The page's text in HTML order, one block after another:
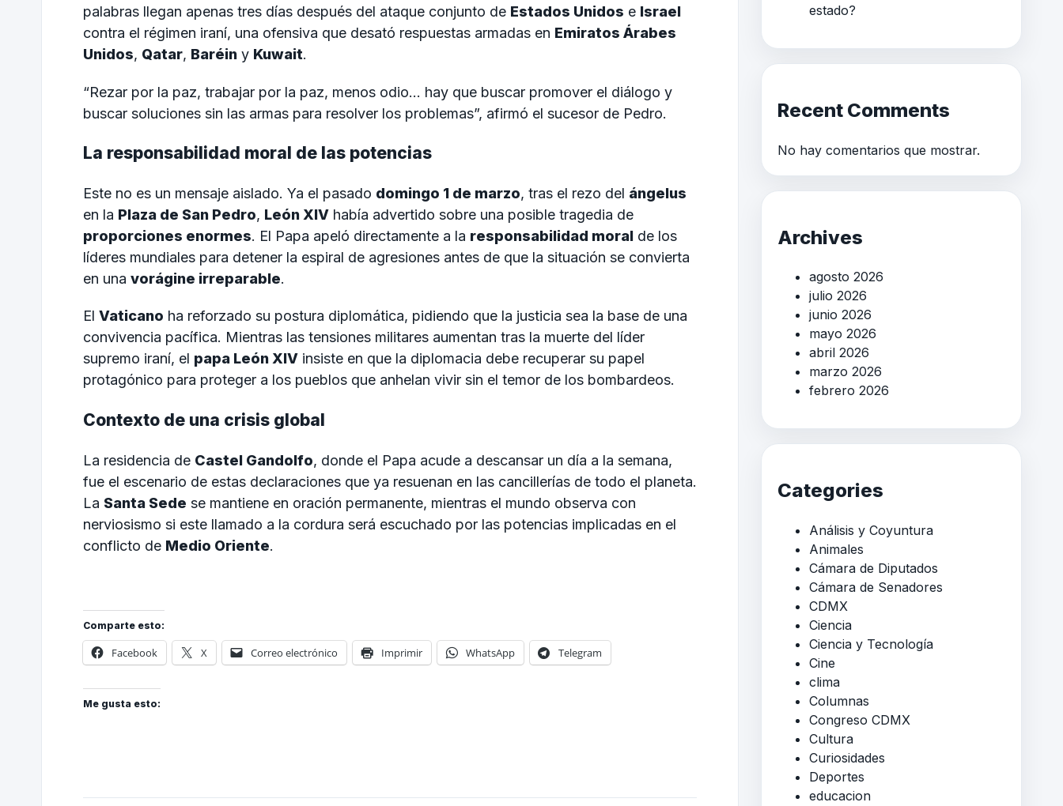
palabras llegan apenas tres días después del ataque conjunto de Estados Unidos e Israel
contra el régimen iraní, una ofensiva que desató respuestas armadas en Emiratos Árabes
Unidos, Qatar, Baréin y Kuwait.
“Rezar por la paz, trabajar por la paz, menos odio… hay que buscar promover el diálogo y
buscar soluciones sin las armas para resolver los problemas”, afirmó el sucesor de Pedro.
La responsabilidad moral de las potencias
Este no es un mensaje aislado. Ya el pasado domingo 1 de marzo, tras el rezo del ángelus
en la Plaza de San Pedro, León XIV había advertido sobre una posible tragedia de
proporciones enormes. El Papa apeló directamente a la responsabilidad moral de los
líderes mundiales para detener la espiral de agresiones antes de que la situación se convierta
en una vorágine irreparable.
El Vaticano ha reforzado su postura diplomática, pidiendo que la justicia sea la base de una
convivencia pacífica. Mientras las tensiones militares aumentan tras la muerte del líder
supremo iraní, el papa León XIV insiste en que la diplomacia debe recuperar su papel
protagónico para proteger a los pueblos que anhelan vivir sin el temor de los bombardeos.
Contexto de una crisis global
La residencia de Castel Gandolfo, donde el Papa acude a descansar un día a la semana,
fue el escenario de estas declaraciones que ya resuenan en las cancillerías de todo el planeta.
La Santa Sede se mantiene en oración permanente, mientras el mundo observa con
nerviosismo si este llamado a la cordura será escuchado por las potencias implicadas en el
conflicto de Medio Oriente.
Comparte esto:
Facebook X Correo electrónico Imprimir WhatsApp Telegram
Me gusta esto:
estado?
Recent Comments
No hay comentarios que mostrar.
Archives
agosto 2026
julio 2026
junio 2026
mayo 2026
abril 2026
marzo 2026
febrero 2026
Categories
Análisis y Coyuntura
Animales
Cámara de Diputados
Cámara de Senadores
CDMX
Ciencia
Ciencia y Tecnología
Cine
clima
Columnas
Congreso CDMX
Cultura
Curiosidades
Deportes
educacion